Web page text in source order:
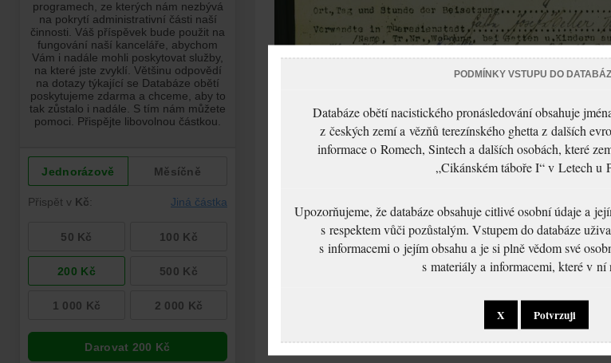
PODMÍNKY VSTUPU DO
Databáze obětí nacistického pronásledování obsahuje
z českých zemí a vězňů terezínského ghetta z dalších
informace o Romech, Sintech a dalších osobách, které
„Cikánském táboře I“ v Letech u
Upozorňujeme, že databáze obsahuje citlivé osobní údaje a
s respektem vůči pozůstalým. Vstupem do databáze
s informacemi o jejím obsahu a je si plně vědom své
s materiály a informacemi, které v ní
X Potvrzuji